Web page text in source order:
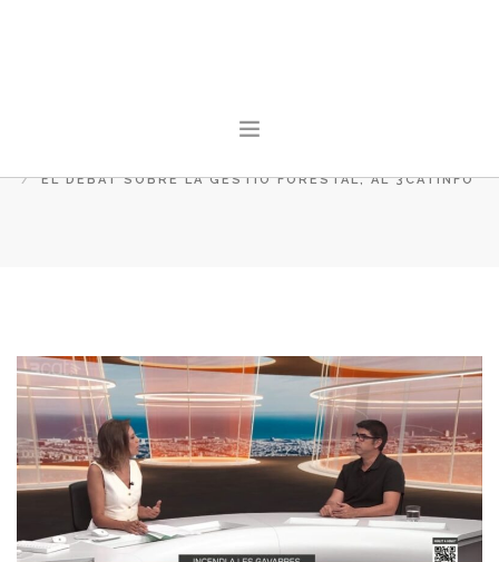
FES-TE SOCI
CONTACTE
SEARCH SITE
EL DEBAT SOBRE LA GESTIÓ FORESTAL, AL 3CATINFO